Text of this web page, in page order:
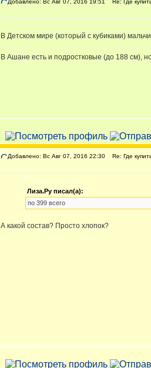
Добавлено: Вс Авг 07, 2016 19:51 Re: Где
В Детском мире (который с кубиками)
В Ашане есть и подростковые (до 188 см),
Добавлено: Вс Авг 07, 2016 22:30 Re: Где
Лиза.Ру писал(а):
по 399 всего
А какой состав? Просто хлопок?